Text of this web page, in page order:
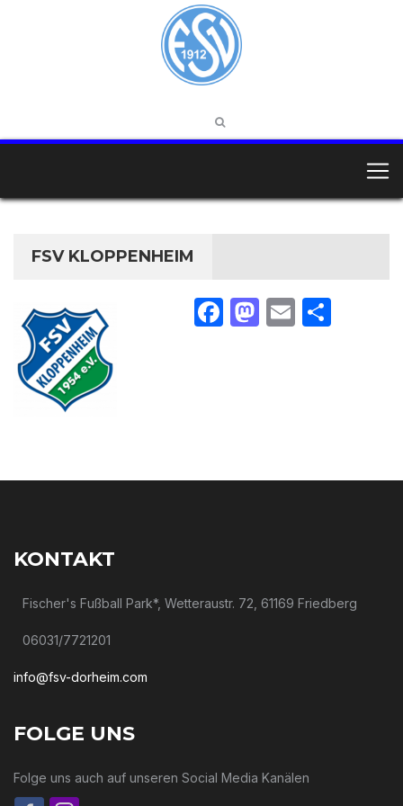
FSV KLOPPENHEIM
FacebookMastodon
Email
KONTAKT
Fischer's Fußball Park*, Wetteraustr. 72, 61169 Friedberg
06031/7721201
info@fsv-dorheim.com
FOLGE UNS
Folge uns auch auf unseren Social Media Kanälen